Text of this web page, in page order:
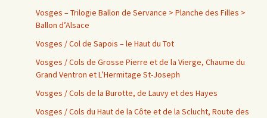
Vosges – Trilogie Ballon de Servance > Planche des Filles >
Ballon d’Alsace
Vosges / Col de Sapois – le Haut du Tot
Vosges / Cols de Grosse Pierre et de la Vierge, Chaume du
Grand Ventron et L’Hermitage St-Joseph
Vosges / Cols de la Burotte, de Lauvy et des Hayes
Vosges / Cols du Haut de la Côte et de la Sclucht, Route des